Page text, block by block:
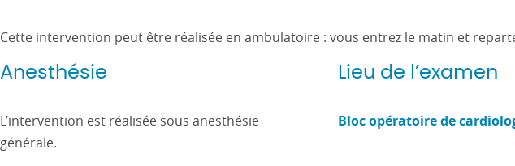
Cette intervention peut être réalisée en ambulatoire : vous entrez le matin et
Anesthésie
L’intervention est réalisée sous anesthésie
générale.
Lieu de l’examen
Bloc opératoire de